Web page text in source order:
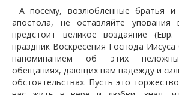
А посему, возлюбленные братья и
апостола, не оставляйте упования
предстоит великое воздаяние
праздник Воскресения Господа
напоминанием об этих
обещаниях, дающих нам надежду и
обстоятельствах. Пусть это